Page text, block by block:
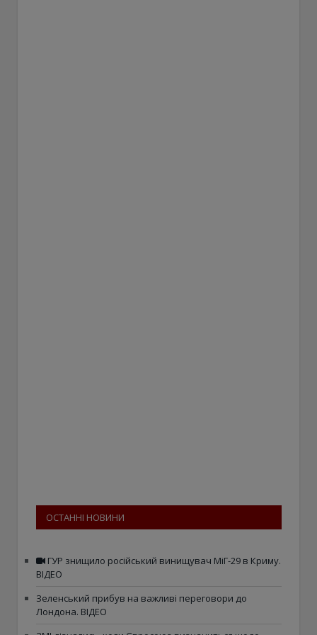
ОСТАННІ НОВИНИ
ГУР знищило російський винищувач МіГ-29 в Криму.
ВІДЕО
Зеленський прибув на важливі переговори до
Лондона. ВІДЕО